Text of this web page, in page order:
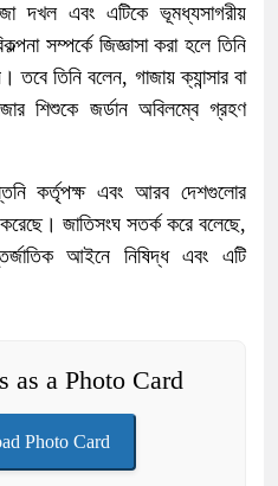
দখল এবং এটিকে ভূমধ্যসাগরীয়
সম্পর্কে জিজ্ঞাসা করা হলে তিনি
তিনি বলেন, গাজায় ক্যান্সার বা
শিশুকে জর্ডান অবিলম্বে গ্রহণ
কর্তৃপক্ষ এবং আরব দেশগুলোর
জাতিসংঘ সতর্ক করে বলেছে,
আইনে নিষিদ্ধ এবং এটি
as a Photo Card
Photo Card